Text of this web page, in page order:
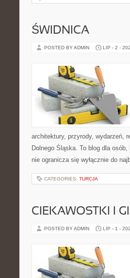
ŚWIDNICA
POSTED BY ADMIN LIP - 2 -
architektury, przyrody, wydarzeń,
Dolnego Śląska. To blog dla
nie ogranicza się wyłącznie do
CATEGORIES: TURCJA
CIEKAWOSTKI I
POSTED BY ADMIN LIP - 1 -